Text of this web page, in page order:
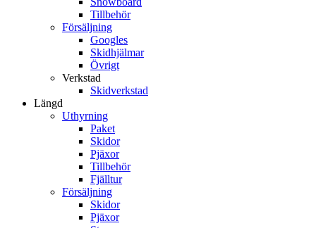
Tillbehör
Försäljning
Googles
Skidhjälmar
Övrigt
Verkstad
Skidverkstad
Längd
Uthyrning
Paket
Skidor
Pjäxor
Tillbehör
Fjälltur
Försäljning
Skidor
Pjäxor